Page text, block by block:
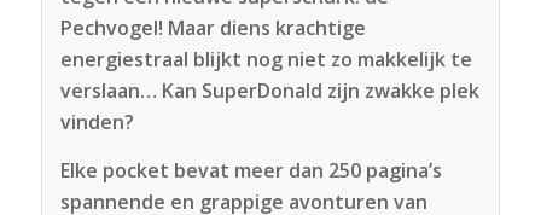
Pechvogel! Maar diens krachtige
energiestraal blijkt nog niet zo makkelijk te
verslaan… Kan SuperDonald zijn zwakke plek
vinden?
Elke pocket bevat meer dan 250 pagina’s
spannende en grappige avonturen van